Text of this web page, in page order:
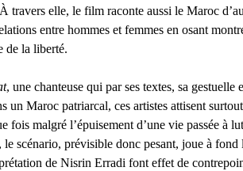
travers elle, le film raconte aussi le Maroc
entre hommes et femmes en osant
de la liberté.
, une chanteuse qui par ses textes, sa
un Maroc patriarcal, ces artistes attisent
fois malgré l’épuisement d’une vie passée à
le scénario, prévisible donc pesant, joue à
de Nisrin Erradi font effet de